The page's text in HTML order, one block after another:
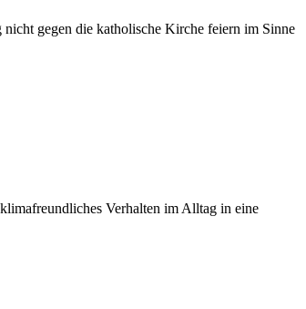
gegen die katholische Kirche feiern im Sinne
Verhalten im Alltag in eine